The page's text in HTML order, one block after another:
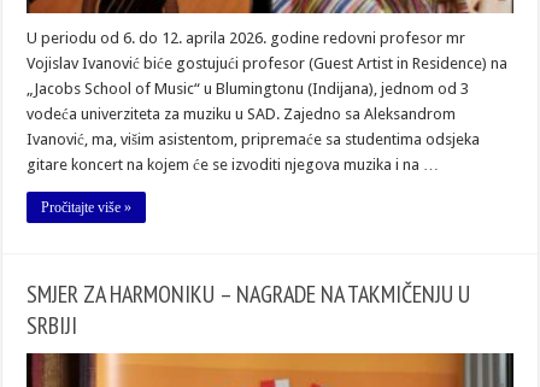
U periodu od 6. do 12. aprila 2026. godine redovni profesor mr
Vojislav Ivanović biće gostujući profesor (Guest Artist in Residence) na
„Jacobs School of Music“ u Blumingtonu (Indijana), jednom od 3
vodeća univerziteta za muziku u SAD. Zajedno sa Aleksandrom
Ivanović, ma, višim asistentom, pripremaće sa studentima odsjeka
gitare koncert na kojem će se izvoditi njegova muzika i na …
Pročitajte više »
SMJER ZA HARMONIКU – NAGRADE NA TAКMIČENJU U
SRBIJI